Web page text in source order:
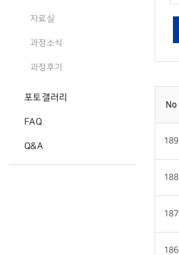
자료실
과정소식
과정후기
포토갤러리
FAQ
Q&A
No
189
188
187
186